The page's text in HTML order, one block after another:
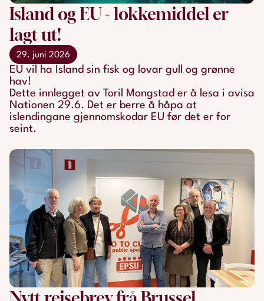
Island og EU - lokkemiddel er
lagt ut!
29. juni 2026
EU vil ha Island sin fisk og lovar gull og grønne
hav!
Dette innlegget av Toril Mongstad er å lesa i avisa
Nationen 29.6. Det er berre å håpa at
islendingane gjennomskodar EU før det er for
seint.